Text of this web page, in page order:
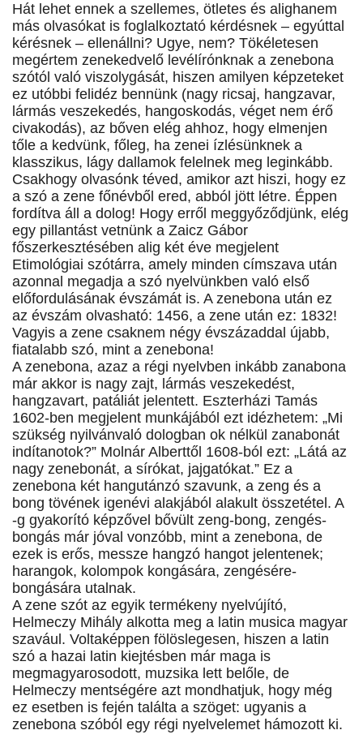
Hát lehet ennek a szellemes, ötletes és alighanem
más olvasókat is foglalkoztató kérdésnek – egyúttal
kérésnek – ellenállni? Ugye, nem? Tökéletesen
megértem zenekedvelő levélírónknak a zenebona
szótól való viszolygását, hiszen amilyen képzeteket
ez utóbbi felidéz bennünk (nagy ricsaj, hangzavar,
lármás veszekedés, hangoskodás, véget nem érő
civakodás), az bőven elég ahhoz, hogy elmenjen
tőle a kedvünk, főleg, ha zenei ízlésünknek a
klasszikus, lágy dallamok felelnek meg leginkább.
Csakhogy olvasónk téved, amikor azt hiszi, hogy ez
a szó a zene főnévből ered, abból jött létre. Éppen
fordítva áll a dolog! Hogy erről meggyőződjünk, elég
egy pillantást vetnünk a Zaicz Gábor
főszerkesztésében alig két éve megjelent
Etimológiai szótárra, amely minden címszava után
azonnal megadja a szó nyelvünkben való első
előfordulásának évszámát is. A zenebona után ez
az évszám olvasható: 1456, a zene után ez: 1832!
Vagyis a zene csaknem négy évszázaddal újabb,
fiatalabb szó, mint a zenebona!
A zenebona, azaz a régi nyelvben inkább zanabona
már akkor is nagy zajt, lármás veszekedést,
hangzavart, patáliát jelentett. Eszterházi Tamás
1602-ben megjelent munkájából ezt idézhetem: „Mi
szükség nyilvánvaló dologban ok nélkül zanabonát
indítanotok?” Molnár Alberttől 1608-ból ezt: „Látá az
nagy zenebonát, a sírókat, jajgatókat.” Ez a
zenebona két hangutánzó szavunk, a zeng és a
bong tövének igenévi alakjából alakult összetétel. A
-g gyakorító képzővel bővült zeng-bong, zengés-
bongás már jóval vonzóbb, mint a zenebona, de
ezek is erős, messze hangzó hangot jelentenek;
harangok, kolompok kongására, zengésére-
bongására utalnak.
A zene szót az egyik termékeny nyelvújító,
Helmeczy Mihály alkotta meg a latin musica magyar
szavául. Voltaképpen fölöslegesen, hiszen a latin
szó a hazai latin kiejtésben már maga is
megmagyarosodott, muzsika lett belőle, de
Helmeczy mentségére azt mondhatjuk, hogy még
ez esetben is fején találta a szöget: ugyanis a
zenebona szóból egy régi nyelvelemet hámozott ki.